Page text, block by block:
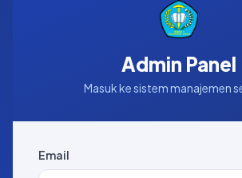
Admin Panel
Masuk ke sistem manajemen
Email